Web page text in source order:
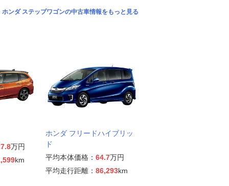
ホンダ ステップワゴンの中古車情報をもっと見る
万円
km
ホンダ フリードハイブリッ
ド
平均本体価格： 64.7万円
平均走行距離： 86,293km